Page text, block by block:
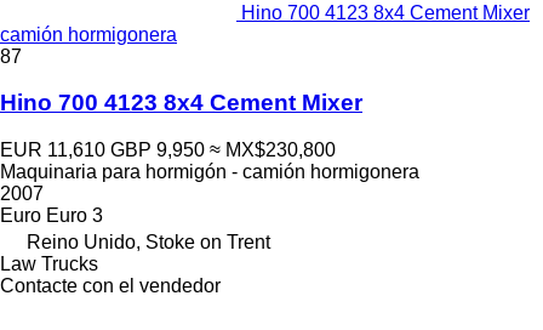
Hino 700 4123 8x4 Cement Mixer
camión hormigonera
87
Hino 700 4123 8x4 Cement Mixer
EUR 11,610 GBP 9,950 ≈ MX$230,800
Maquinaria para hormigón - camión hormigonera
2007
Euro Euro 3
Reino Unido, Stoke on Trent
Law Trucks
Contacte con el vendedor